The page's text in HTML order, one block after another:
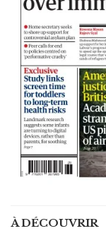
À DÉCOUVRIR